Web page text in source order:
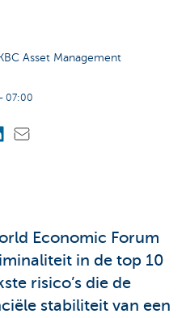
Asset Management
07:00
Economic Forum
in de top 10
risico’s die de
stabiliteit van een